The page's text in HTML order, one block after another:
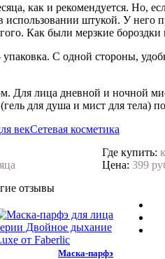
как и рекомендуется. Но,
штукой. У него
Как были мерзкие
С одной стороны,
Для лица дневной и ночной
для душа и мист для тела)
векСетевая косметика
Где купить:
Цена: 399
отзывы
Маска-парфэ